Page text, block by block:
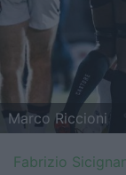
Top14
Premiership
Champions
Challenge
Marco Riccioni
Fabrizio